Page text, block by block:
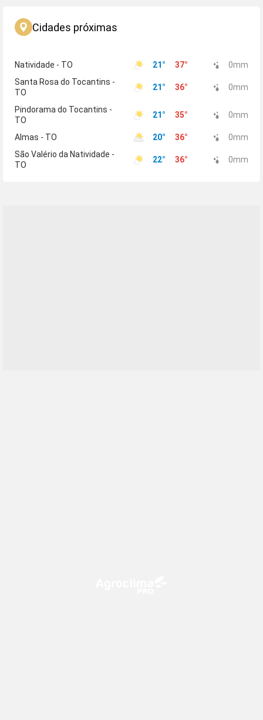
Cidades próximas
Natividade - TO 21° 37° 0mm
Santa Rosa do Tocantins -
TO
21° 36° 0mm
Pindorama do Tocantins -
TO
21° 35° 0mm
Almas - TO 20° 36° 0mm
São Valério da Natividade -
TO
22° 36° 0mm